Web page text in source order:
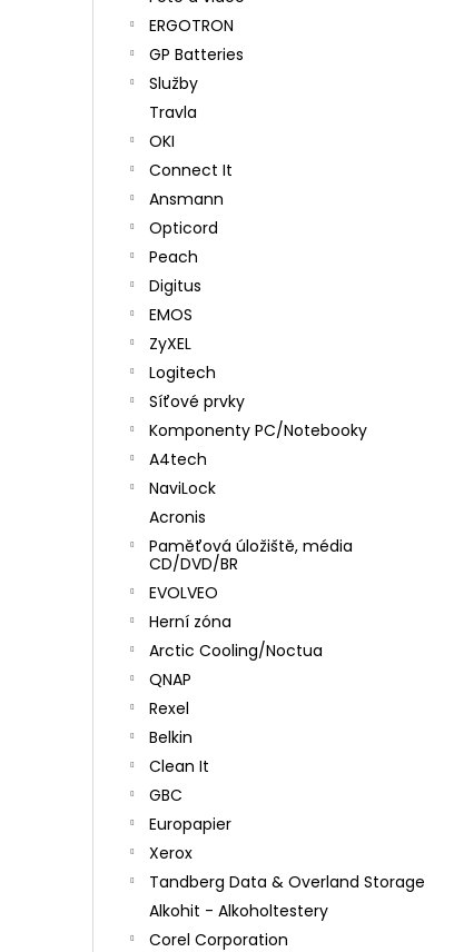
ERGOTRON
GP Batteries
Služby
Travla
OKI
Connect It
Ansmann
Opticord
Peach
Digitus
EMOS
ZyXEL
Logitech
Síťové prvky
Komponenty PC/Notebooky
A4tech
NaviLock
Acronis
Paměťová úložiště, média
CD/DVD/BR
EVOLVEO
Herní zóna
Arctic Cooling/Noctua
QNAP
Rexel
Belkin
Clean It
GBC
Europapier
Xerox
Tandberg Data & Overland Storage
Alkohit - Alkoholtestery
Corel Corporation